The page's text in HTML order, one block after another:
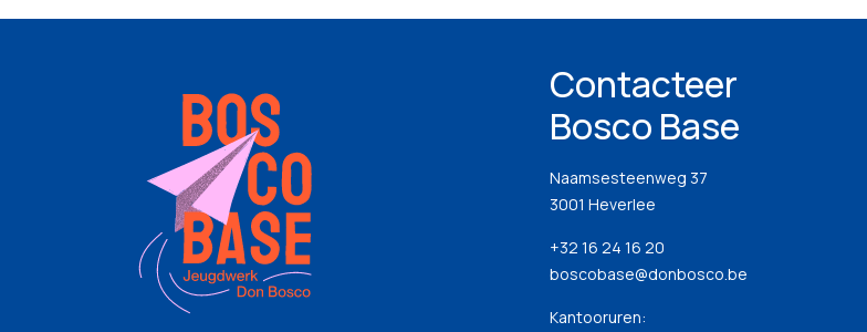
Contacteer
Bosco Base
Naamsesteenweg 37
3001 Heverlee
+32 16 24 16 20
boscobase@donbosco.be
Kantooruren: